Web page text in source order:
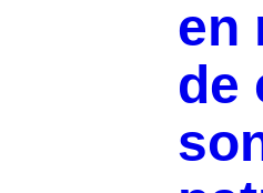
en
de